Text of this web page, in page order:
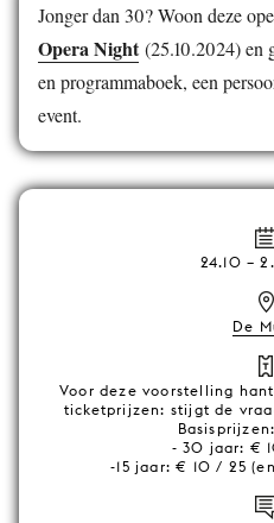
Jonger dan 30? Woon deze
Opera Night(25.10.2024) en
en programmaboek, een
event.
24.10 –
De
Voor deze voorstelling
ticketprijzen: stijgt de
- 30 jaar: €
-15 jaar: € 10 / 25